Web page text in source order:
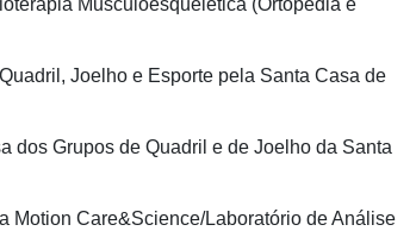
Musculoesquelética (Ortopedia e
Joelho e Esporte pela Santa Casa de
dos Grupos de Quadril e de Joelho da Santa
Motion Care&Science/Laboratório de Análise